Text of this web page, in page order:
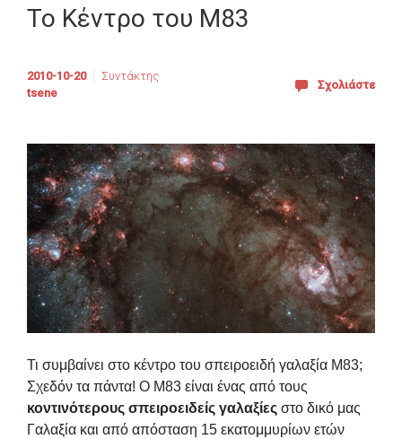
Το Κέντρο του M83
2010-10-20
Συντάκτης
tsene
Σχολιάστε
Τι συμβαίνει στο κέντρο του σπειροειδή γαλαξία M83;
Σχεδόν τα πάντα! Ο M83 είναι ένας από τους
κοντινότερους σπειροειδείς γαλαξίες στο δικό μας
Γαλαξία και από απόσταση 15 εκατομμυρίων ετών